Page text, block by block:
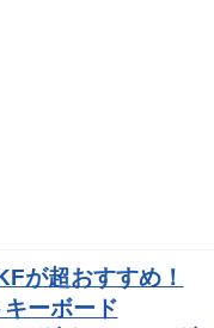
が超おすすめ！
ーボード